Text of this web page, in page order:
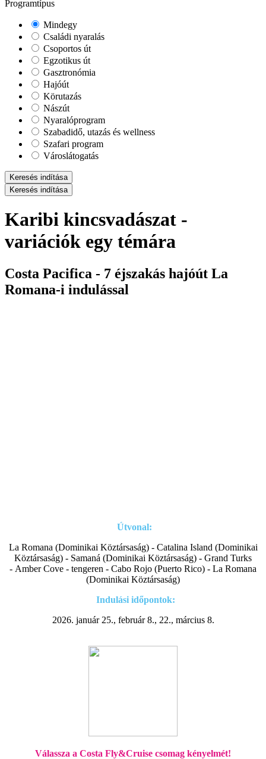
Programtípus
Mindegy
Családi nyaralás
Csoportos út
Egzotikus út
Gasztronómia
Hajóút
Körutazás
Nászút
Nyaralóprogram
Szabadidő, utazás és wellness
Szafari program
Városlátogatás
Keresés indítása
Keresés indítása
Karibi kincsvadászat -
variációk egy témára
Costa Pacifica - 7 éjszakás hajóút La
Romana-i indulással
Útvonal:
La Romana (Dominikai Köztársaság) - Catalina Island (Dominikai
Köztársaság) - Samaná (Dominikai Köztársaság) - Grand Turks
- Amber Cove - tengeren - Cabo Rojo (Puerto Rico) - La Romana
(Dominikai Köztársaság)
Indulási időpontok:
2026. január 25., február 8., 22., március 8.
Válassza a Costa Fly&Cruise csomag kényelmét!